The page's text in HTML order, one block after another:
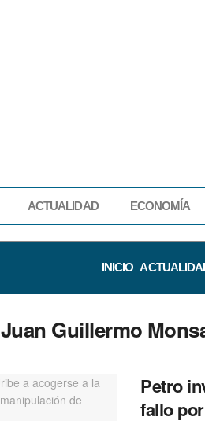
ACTUALIDAD ECONOMÍA
INICIO
Juan Guillermo
Petro
fallo